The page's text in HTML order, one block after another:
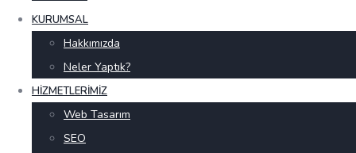
KURUMSAL
Hakkımızda
Neler Yaptık?
HIZMETLERIMIZ
Web Tasarım
SEO